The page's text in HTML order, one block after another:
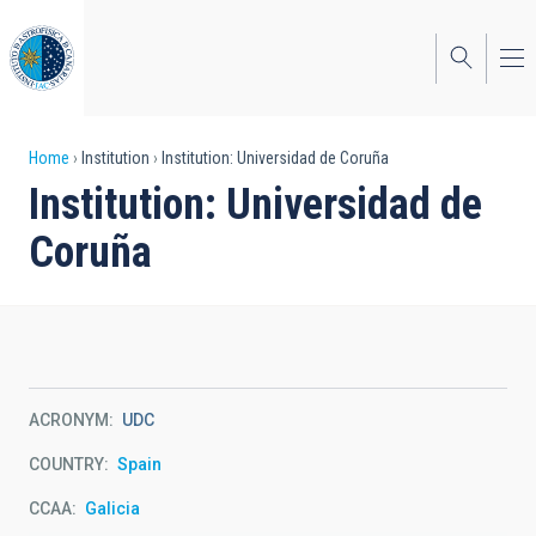
to
main
content
Breadcrumb
Home Institution Institution: Universidad de Coruña
Institution: Universidad de
Coruña
ACRONYM UDC
COUNTRY Spain
CCAA Galicia